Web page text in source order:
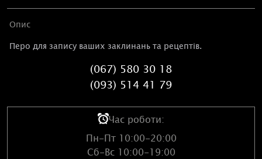
Опис
Перо для запису ваших заклинань та рецептів.
(067) 580 30 18
(093) 514 41 79
Час роботи:
Пн-Пт 10:00-20:00
Сб-Вс 10:00-19:00